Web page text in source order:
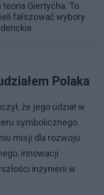
teoria Giertycha. To
fałszować wybory
Polaka
że jego udział w
symbolicznego.
misji dla rozwoju
innowacji
inżynierii w